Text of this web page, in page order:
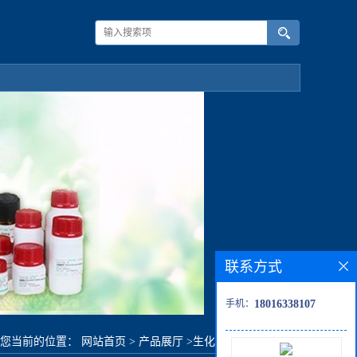
您当前的位置： 网站首页 > 产品展厅 >生化试剂 过钌酸钾
联系方式
手机： 18016338107